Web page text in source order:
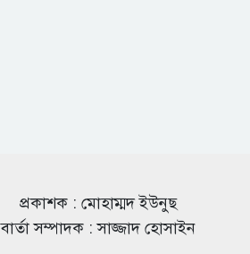
প্রকাশক : মোহাম্মদ ইউনুছ
বার্তা সম্পাদক : সাজ্জাদ হোসাইন